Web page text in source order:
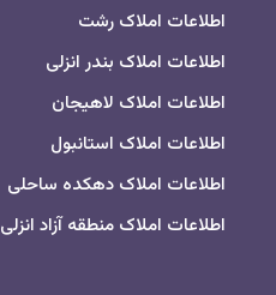
اطلاعات املاک رشت
اطلاعات املاک بندر انزلی
اطلاعات املاک لاهیجان
اطلاعات املاک استانبول
اطلاعات املاک دهکده ساحلی
اطلاعات املاک منطقه آزاد انزلی